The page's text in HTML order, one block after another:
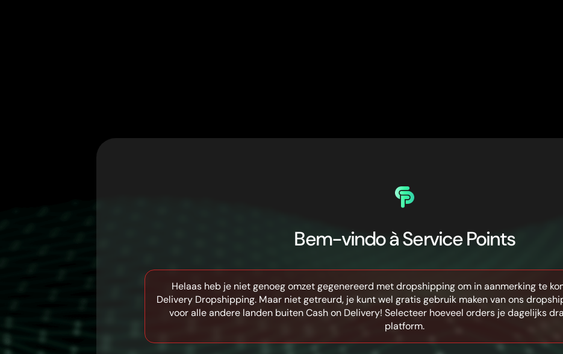
Bem-vindo à Service Points
Helaas heb je niet genoeg omzet gegenereerd met dropshipping om in aanmerking te
Delivery Dropshipping. Maar niet getreurd, je kunt wel gratis gebruik maken van ons
voor alle andere landen buiten Cash on Delivery! Selecteer hoeveel orders je dagelijks
platform.